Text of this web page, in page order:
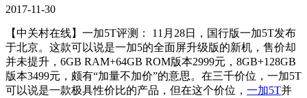
2017-11-30
【中关村在线】一加5T评测：
11月28日，国行版一加5T发布
于北京。这款可以说是一加5的全面屏升级版的新机，售价却
并未提升，6GB RAM+64GB ROM版本2999元，8GB+128GB
版本3499元，颇有“加量不加价”的意思。在三千价位，一加5T
可以说是一款极具性价比的产品，但在这个价位， 一加5T并